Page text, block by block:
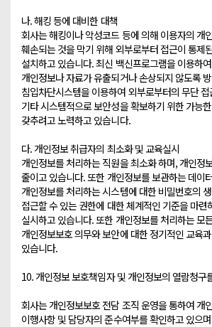
나. 해킹 등에 대비한 대책
회사는 해킹이나 악성코드 등에 의해 이용자의 개
훼손되는 것을 막기 위해 외부로부터 접근이 통제
설치하고 있습니다. 최신 백신프로그램을 이용하
개인정보나 자료가 유출되거나 손상되지 않도록
침입차단시스템을 이용하여 외부로부터의 무단
기타 시스템적으로 보안성을 확보하기 위한 가능
갖추려고 노력하고 있습니다.
다. 개인정보 취급자의 최소화 및 교육실시
개인정보를 처리하는 직원을 최소화 하며, 개인정
줄이고 있습니다. 또한 개인정보를 보관하는 데이
개인정보를 처리하는 시스템에 대한 비밀번호의
접근할 수 있는 권한에 대한 체계적인 기준을 마련
실시하고 있습니다. 또한 개인정보를 처리하는 모
개인정보보호 의무와 보안에 대한 정기적인 교육
있습니다.
10. 개인정보 보호책임자 및 개인정보의 열람청구
회사는 개인정보보호 전담 조직 운영을 통하여 개
이행사항 및 담당자의 준수여부를 확인하고 있으